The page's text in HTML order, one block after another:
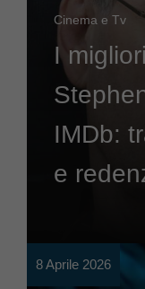
Cinema e Tv
I
IMDb:
e
8 Aprile 2026